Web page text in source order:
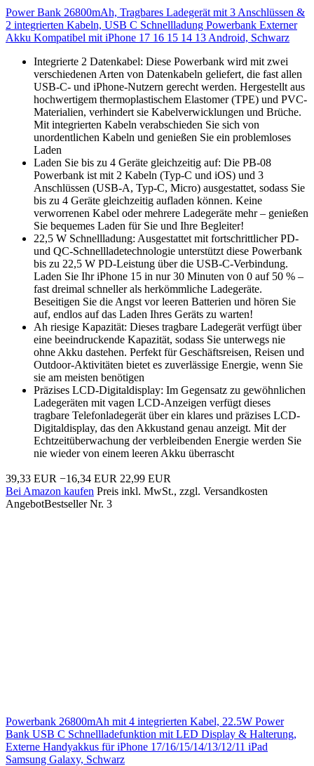
Power Bank 26800mAh, Tragbares Ladegerät mit 3 Anschlüssen &
2 integrierten Kabeln, USB C Schnellladung Powerbank Externer
Akku Kompatibel mit iPhone 17 16 15 14 13 Android, Schwarz
Integrierte 2 Datenkabel: Diese Powerbank wird mit zwei
verschiedenen Arten von Datenkabeln geliefert, die fast allen
USB-C- und iPhone-Nutzern gerecht werden. Hergestellt aus
hochwertigem thermoplastischem Elastomer (TPE) und PVC-
Materialien, verhindert sie Kabelverwicklungen und Brüche.
Mit integrierten Kabeln verabschieden Sie sich von
unordentlichen Kabeln und genießen Sie ein problemloses
Laden
Laden Sie bis zu 4 Geräte gleichzeitig auf: Die PB-08
Powerbank ist mit 2 Kabeln (Typ-C und iOS) und 3
Anschlüssen (USB-A, Typ-C, Micro) ausgestattet, sodass Sie
bis zu 4 Geräte gleichzeitig aufladen können. Keine
verworrenen Kabel oder mehrere Ladegeräte mehr – genießen
Sie bequemes Laden für Sie und Ihre Begleiter!
22,5 W Schnellladung: Ausgestattet mit fortschrittlicher PD-
und QC-Schnellladetechnologie unterstützt diese Powerbank
bis zu 22,5 W PD-Leistung über die USB-C-Verbindung.
Laden Sie Ihr iPhone 15 in nur 30 Minuten von 0 auf 50 % –
fast dreimal schneller als herkömmliche Ladegeräte.
Beseitigen Sie die Angst vor leeren Batterien und hören Sie
auf, endlos auf das Laden Ihres Geräts zu warten!
Ah riesige Kapazität: Dieses tragbare Ladegerät verfügt über
eine beeindruckende Kapazität, sodass Sie unterwegs nie
ohne Akku dastehen. Perfekt für Geschäftsreisen, Reisen und
Outdoor-Aktivitäten bietet es zuverlässige Energie, wenn Sie
sie am meisten benötigen
Präzises LCD-Digitaldisplay: Im Gegensatz zu gewöhnlichen
Ladegeräten mit vagen LCD-Anzeigen verfügt dieses
tragbare Telefonladegerät über ein klares und präzises LCD-
Digitaldisplay, das den Akkustand genau anzeigt. Mit der
Echtzeitüberwachung der verbleibenden Energie werden Sie
nie wieder von einem leeren Akku überrascht
39,33 EUR −16,34 EUR 22,99 EUR
Bei Amazon kaufen Preis inkl. MwSt., zzgl. Versandkosten
AngebotBestseller Nr. 3
Powerbank 26800mAh mit 4 integrierten Kabel, 22.5W Power
Bank USB C Schnellladefunktion mit LED Display & Halterung,
Externe Handyakkus für iPhone 17/16/15/14/13/12/11 iPad
Samsung Galaxy, Schwarz